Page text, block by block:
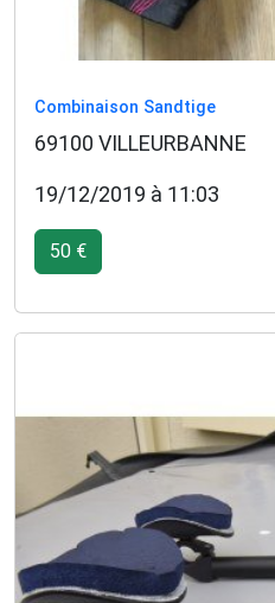
Combinaison Sandtige
69100 VILLEURBANNE
19/12/2019 à 11:03
50 €